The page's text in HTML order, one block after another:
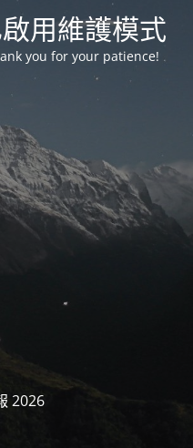
用維護模式
you for your patience!
2026